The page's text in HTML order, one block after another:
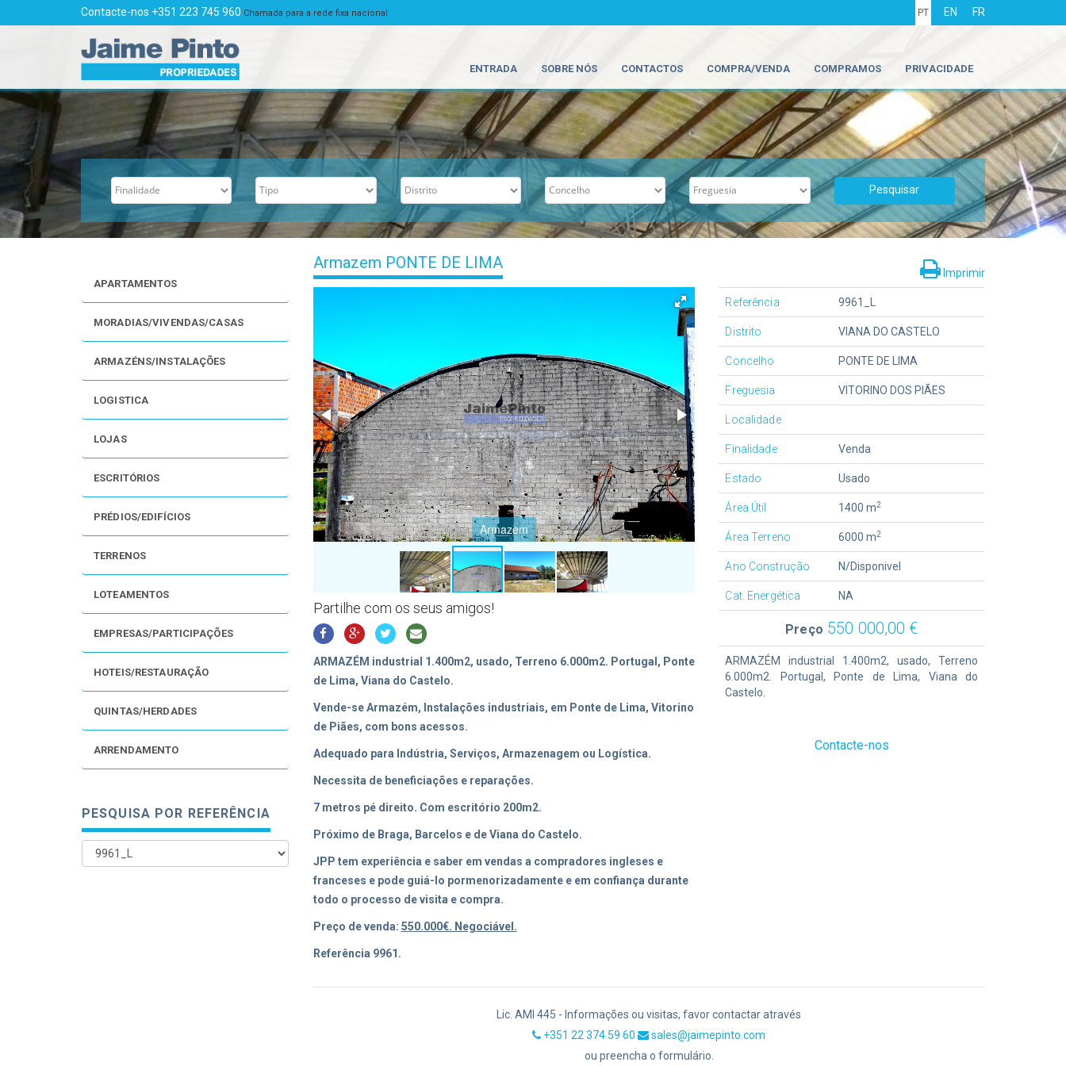
Contacte-nos +351 223 745 960 Chamada para a rede fixa nacional PT EN FR
ENTRADA SOBRE NÓS CONTACTOS COMPRA/VENDA COMPRAMOS PRIVACIDADE
APARTAMENTOS
MORADIAS/VIVENDAS/CASAS
ARMAZÉNS/INSTALAÇÕES
LOGISTICA
LOJAS
ESCRITÓRIOS
PRÉDIOS/EDIFÍCIOS
TERRENOS
LOTEAMENTOS
EMPRESAS/PARTICIPAÇÕES
HOTEIS/RESTAURAÇÃO
QUINTAS/HERDADES
ARRENDAMENTO
PESQUISA POR REFERÊNCIA
Imprimir
Armazem PONTE DE LIMA
Armazem
Partilhe com os seus amigos!
Referência 9961_L
Distrito VIANA DO CASTELO
Concelho PONTE DE LIMA
Freguesia VITORINO DOS PIÃES
Localidade
Finalidade Venda
Estado Usado
Área Útil 1400 m2
Área Terreno 6000 m2
Ano Construção N/Disponivel
Cat. Energética NA
Preço 550 000,00 €
ARMAZÉM industrial 1.400m2, usado, Terreno
6.000m2. Portugal, Ponte de Lima, Viana do
Castelo.
ARMAZÉM industrial 1.400m2, usado, Terreno 6.000m2. Portugal, Ponte
de Lima, Viana do Castelo.
Vende-se Armazém, Instalações industriais, em Ponte de Lima, Vitorino
de Piães, com bons acessos.
Adequado para Indústria, Serviços, Armazenagem ou Logística.
Necessita de beneficiações e reparações.
7 metros pé direito. Com escritório 200m2.
Próximo de Braga, Barcelos e de Viana do Castelo.
JPP tem experiência e saber em vendas a compradores ingleses e
franceses e pode guiá-lo pormenorizadamente e em confiança durante
todo o processo de visita e compra.
Preço de venda: 550.000€. Negociável.
Referência 9961.
Contacte-nos
Lic. AMI 445 - Informações ou visitas, favor contactar através
+351 22 374 59 60
sales@jaimepinto.com
ou preencha o formulário.